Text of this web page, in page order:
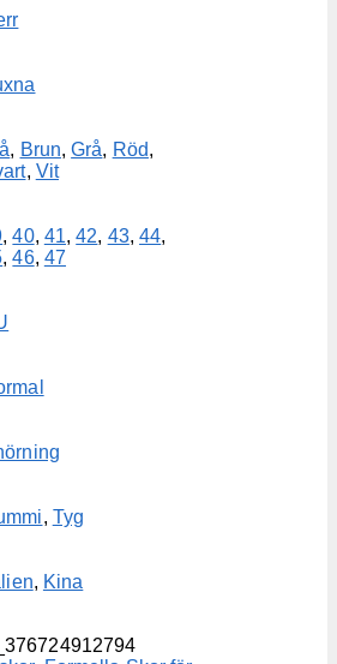
, Brun,Grå, Röd,
, Vit
,40, 41,42, 43,44,
,46, 47
, Tyg
, Kina